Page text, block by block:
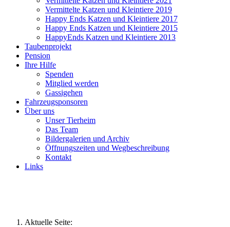
Vermittelte Katzen und Kleintiere 2019
Happy Ends Katzen und Kleintiere 2017
Happy Ends Katzen und Kleintiere 2015
HappyEnds Katzen und Kleintiere 2013
Taubenprojekt
Pension
Ihre Hilfe
Spenden
Mitglied werden
Gassigehen
Fahrzeugsponsoren
Über uns
Unser Tierheim
Das Team
Bildergalerien und Archiv
Öffnungszeiten und Wegbeschreibung
Kontakt
Links
Aktuelle Seite: